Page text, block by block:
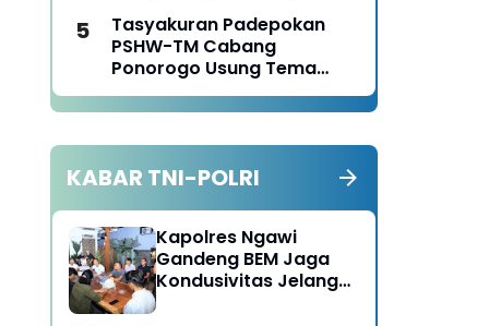
Tangan Bantu Warga
Panen Jagung
Tasyakuran Padepokan
PSHW-TM Cabang
Ponorogo Usung Tema
Bersatu dalam
Persaudaraan, Berkarya
Tanggungjawab
KABAR TNI-POLRI
Kapolres Ngawi
Gandeng BEM Jaga
Kondusivitas Jelang